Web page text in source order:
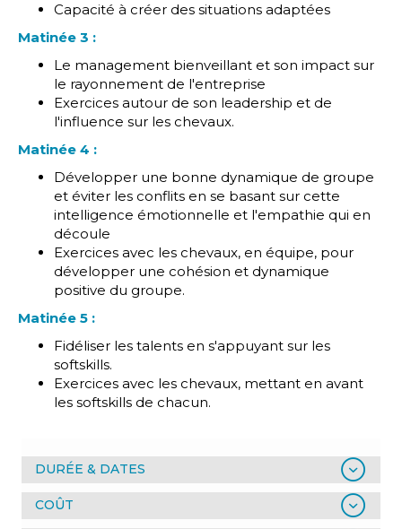
Capacité à créer des situations adaptées
Matinée 3 :
Le management bienveillant et son impact sur
le rayonnement de l'entreprise
Exercices autour de son leadership et de
l'influence sur les chevaux.
Matinée 4 :
Développer une bonne dynamique de groupe
et éviter les conflits en se basant sur cette
intelligence émotionnelle et l'empathie qui en
découle
Exercices avec les chevaux, en équipe, pour
développer une cohésion et dynamique
positive du groupe.
Matinée 5 :
Fidéliser les talents en s'appuyant sur les
softskills.
Exercices avec les chevaux, mettant en avant
les softskills de chacun.
DURÉE & DATES
COÛT